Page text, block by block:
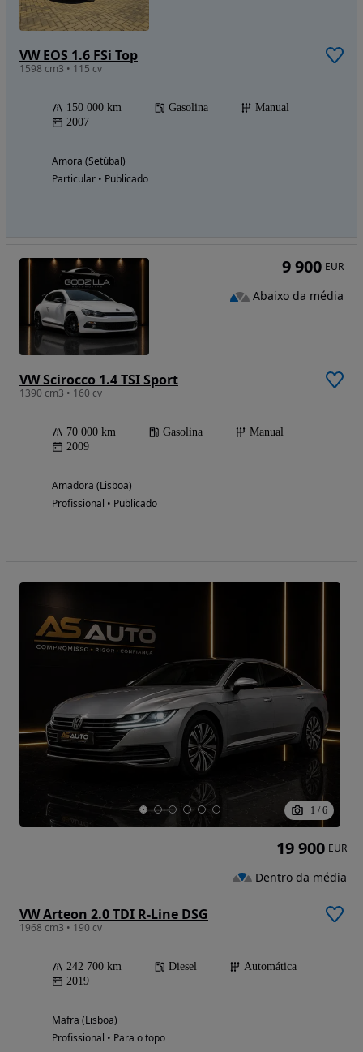
VW EOS 1.6 FSi Top
1598 cm3 • 115 cv
150 000 km Gasolina
Manual
2007
Amora (Setúbal)
Particular • Publicado
VW Scirocco 1.4 TSI Sport
1390 cm3 • 160 cv
70 000 km Gasolina
Manual
2009
Amadora (Lisboa)
Profissional • Publicado
9 900 EUR
Abaixo da média
1 / 6
VW Arteon 2.0 TDI R-Line DSG
1968 cm3 • 190 cv
242 700 km Diesel
Automática
2019
Mafra (Lisboa)
Profissional • Para o topo
19 900 EUR
Dentro da média